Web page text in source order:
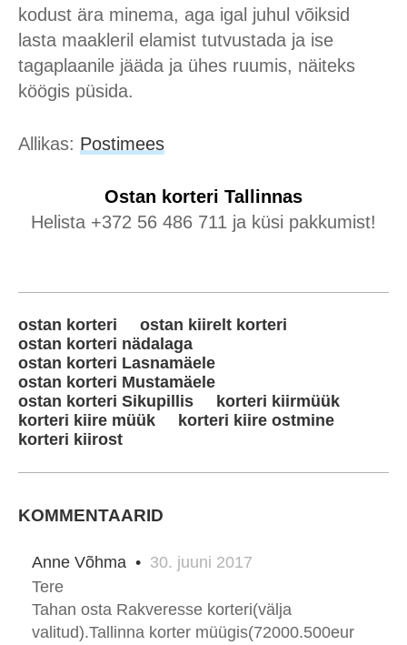
kodust ära minema, aga igal juhul võiksid
lasta maakleril elamist tutvustada ja ise
tagaplaanile jääda ja ühes ruumis, näiteks
köögis püsida.
Allikas: Postimees
Ostan korteri Tallinnas
Helista +372 56 486 711 ja küsi pakkumist!
ostan korteri
ostan kiirelt korteri
ostan korteri nädalaga
ostan korteri Lasnamäele
ostan korteri Mustamäele
ostan korteri Sikupillis
korteri kiirmüük
korteri kiire müük
korteri kiire ostmine
korteri kiirost
KOMMENTAARID
Anne Võhma • 30. juuni 2017
Tere
Tahan osta Rakveresse korteri(välja
valitud).Tallinna korter müügis(72000.500eur